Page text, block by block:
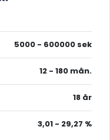
5000 - 600000 sek
12 - 180 mån.
18 år
3,01 - 29,27 %